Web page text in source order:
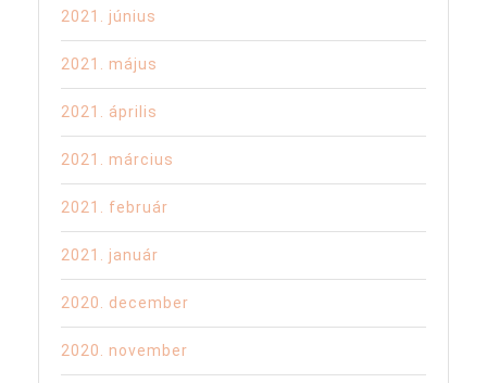
2021. június
2021. május
2021. április
2021. március
2021. február
2021. január
2020. december
2020. november